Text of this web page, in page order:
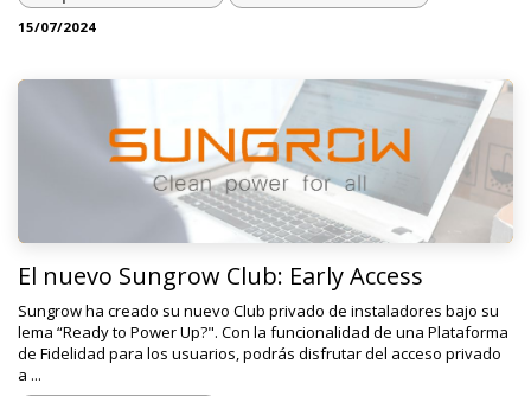
15/07/2024
El nuevo Sungrow Club: Early Access
Sungrow ha creado su nuevo Club privado de instaladores bajo su
lema “Ready to Power Up?". Con la funcionalidad de una Plataforma
de Fidelidad para los usuarios, podrás disfrutar del acceso privado
a ...